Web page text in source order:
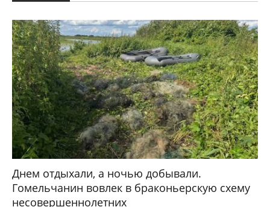
Днем отдыхали, а ночью добывали.
Гомельчанин вовлек в браконьерскую схему
несовершеннолетних